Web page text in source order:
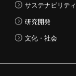
サステナビリティ
研究開発
文化・社会